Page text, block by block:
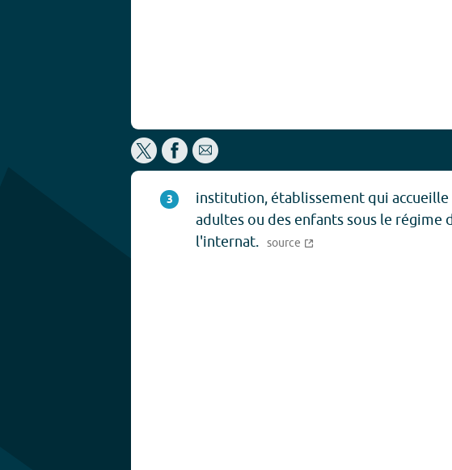
3
institution, établissement qui accueille
adultes ou des enfants sous le régime
l'internat. source